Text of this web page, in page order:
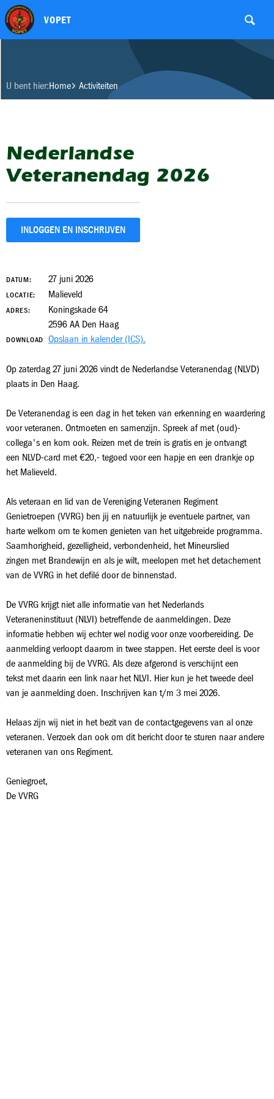
VOPET
U bent hier:Home Activiteiten
Nederlandse
Veteranendag 2026
DATUM: 27 juni 2026
LOCATIE: Malieveld
ADRES:
Koningskade 64
2596 AA Den Haag
DOWNLOAD Opslaan in kalender (ICS).
Op zaterdag 27 juni 2026 vindt de Nederlandse Veteranendag (NLVD)
plaats in Den Haag.
De Veteranendag is een dag in het teken van erkenning en waardering
voor veteranen. Ontmoeten en samenzijn. Spreek af met (oud)-
collega's en kom ook. Reizen met de trein is gratis en je ontvangt
een NLVD-card met €20,- tegoed voor een hapje en een drankje op
het Malieveld.
Als veteraan en lid van de Vereniging Veteranen Regiment
Genietroepen (VVRG) ben jij en natuurlijk je eventuele partner, van
harte welkom om te komen genieten van het uitgebreide programma.
Saamhorigheid, gezelligheid, verbondenheid, het Mineurslied
zingen met Brandewijn en als je wilt, meelopen met het detachement
van de VVRG in het defilé door de binnenstad.
De VVRG krijgt niet alle informatie van het Nederlands
Veteraneninstituut (NLVI) betreffende de aanmeldingen. Deze
informatie hebben wij echter wel nodig voor onze voorbereiding. De
aanmelding verloopt daarom in twee stappen. Het eerste deel is voor
de aanmelding bij de VVRG. Als deze afgerond is verschijnt een
tekst met daarin een link naar het NLVI. Hier kun je het tweede deel
van je aanmelding doen. Inschrijven kan t/m 3 mei 2026.
Helaas zijn wij niet in het bezit van de contactgegevens van al onze
veteranen. Verzoek dan ook om dit bericht door te sturen naar andere
veteranen van ons Regiment.
Geniegroet,
De VVRG
INLOGGEN EN INSCHRIJVEN